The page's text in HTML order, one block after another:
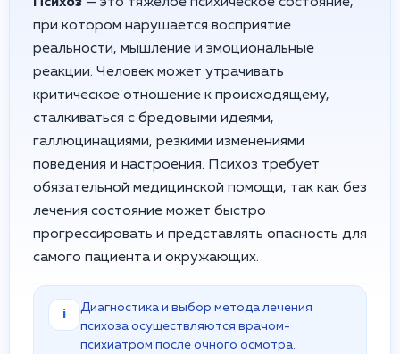
при котором нарушается восприятие
реальности, мышление и эмоциональные
реакции. Человек может утрачивать
критическое отношение к происходящему,
сталкиваться с бредовыми идеями,
галлюцинациями, резкими изменениями
поведения и настроения. Психоз требует
обязательной медицинской помощи, так как без
лечения состояние может быстро
прогрессировать и представлять опасность для
самого пациента и окружающих.
i
Диагностика и выбор метода лечения
психоза осуществляются врачом-
психиатром после очного осмотра.